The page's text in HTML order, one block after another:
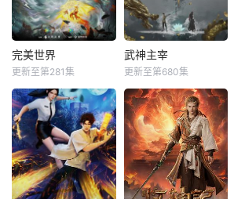
完美世界
更新至第281集
武神主宰
更新至第680集